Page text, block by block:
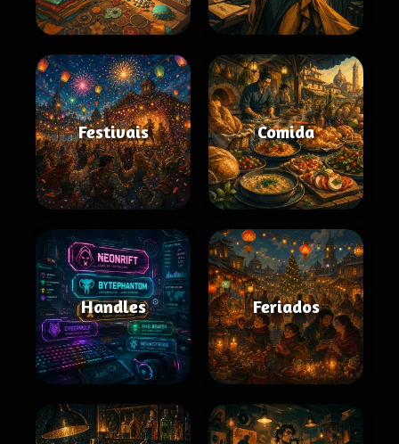
Festivais Comida
Handles Feriados